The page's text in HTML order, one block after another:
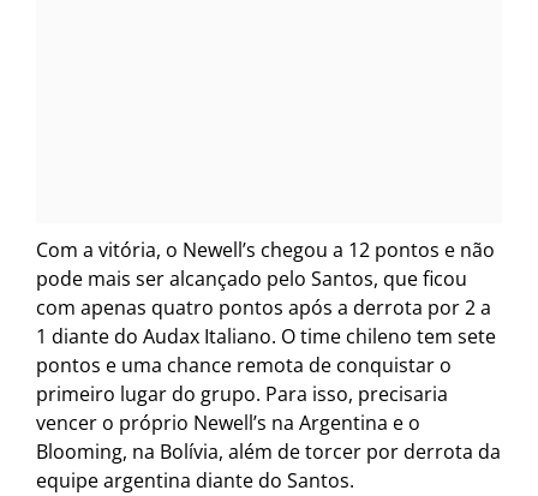
Com a vitória, o Newell’s chegou a 12 pontos e não
pode mais ser alcançado pelo Santos, que ficou
com apenas quatro pontos após a derrota por 2 a
1 diante do Audax Italiano. O time chileno tem sete
pontos e uma chance remota de conquistar o
primeiro lugar do grupo. Para isso, precisaria
vencer o próprio Newell’s na Argentina e o
Blooming, na Bolívia, além de torcer por derrota da
equipe argentina diante do Santos.